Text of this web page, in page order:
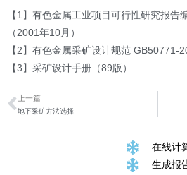
在线计
生成报
【1】有色金属工业项目可行性研究报告
（2001年10月）
【2】有色金属采矿设计规范 GB50771-
【3】采矿设计手册（89版）
上一篇
地下采矿方法选择